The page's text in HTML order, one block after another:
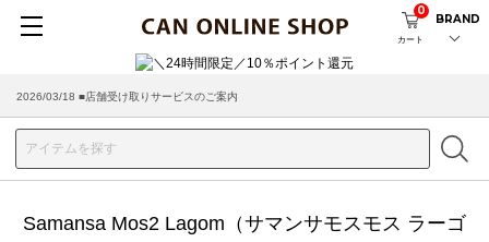
カート
0
BRAND
2026/03/18 ■店舗受け取りサービスのご案内
Samansa Mos2 Lagom（サマンサモスモス ラーゴ